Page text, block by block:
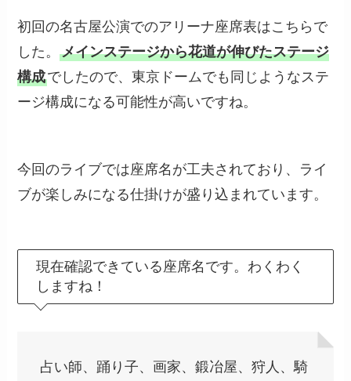
初回の名古屋公演でのアリーナ座席表はこちらで
した。メインステージから花道が伸びたステージ
構成でしたので、東京ドームでも同じようなステ
ージ構成になる可能性が高いですね。
今回のライブでは座席名が工夫されており、ライ
ブが楽しみになる仕掛けが盛り込まれています。
現在確認できている座席名です。わくわく
しますね！
占い師、踊り子、画家、鍛冶屋、狩人、騎